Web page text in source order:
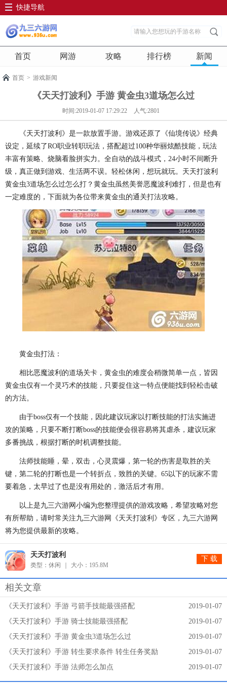
快捷导航
首页 网游 攻略 排行榜 新闻
首页 > 游戏新闻
《天天打波利》手游 黄金虫3道场怎么过
时间:2019-01-07 17:29:22 人气:2801
《天天打波利》是一款放置手游。游戏还原了《仙境传说》经典
设定，延续了RO职业转职玩法，搭配超过100种华丽炫酷技能，玩法
丰富有策略、烧脑看脸拼实力。全自动的战斗模式，24小时不间断升
级，真正做到游戏、生活两不误。轻松休闲，想玩就玩。天天打波利
黄金虫3道场怎么过怎么打？黄金虫虽然美誉恶魔波利难打，但是也有
一定难度的，下面就为各位带来黄金虫的通关打法攻略。
黄金虫打法：
相比恶魔波利的道场关卡，黄金虫的难度会稍微简单一点，皆因
黄金虫仅有一个灵巧术的技能，只要捉住这一特点便能找到轻松击破
的方法。
由于boss仅有一个技能，因此建议玩家以打断技能的打法实施进
攻的策略，只要不断打断boss的技能便会很容易将其虐杀，建议玩家
多番挑战，根据打断的时机调整技能。
法师技能睡，晕，双击，心灵震爆，第一轮的伤害是取胜的关
键，第二轮的打断也是一个转折点，致胜的关键。65以下的玩家不需
要着急，太早过了也是没有用处的，激活后才有用。
以上是九三六游网小编为您整理提供的游戏攻略，希望攻略对您
有所帮助，请时常关注九三六游网《天天打波利》专区，九三六游网
将为您提供最新的攻略。
下 载
天天打波利
类型：休闲 大小：195.8M
相关文章
2019-01-07
《天天打波利》手游 弓箭手技能最强搭配
2019-01-07
《天天打波利》手游 骑士技能最强搭配
2019-01-07
《天天打波利》手游 黄金虫3道场怎么过
2019-01-07
《天天打波利》手游 转生要求条件 转生任务奖励
2019-01-07
《天天打波利》手游 法师怎么加点